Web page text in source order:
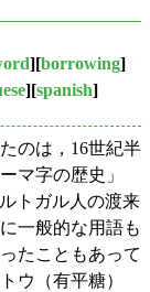
][borrowing]
][spanish]
のは，16世紀半
マ字の歴史」
トガル人の渡来
一般的な用語も
たこともあって
ウ（有平糖）